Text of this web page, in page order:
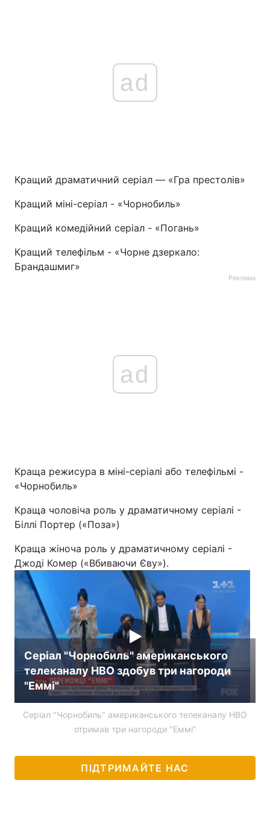
ad
Кращий драматичний серіал — «Гра престолів»
Кращий міні-серіал - «Чорнобиль»
Кращий комедійний серіал - «Погань»
Кращий телефільм - «Чорне дзеркало:
Брандашмиг»
Реклама
ad
Краща режисура в міні-серіалі або телефільмі -
«Чорнобиль»
Краща чоловіча роль у драматичному серіалі -
Біллі Портер («Поза»)
Краща жіноча роль у драматичному серіалі -
Джоді Комер («Вбиваючи Єву»).
Серіал "Чорнобиль" американського
телеканалу HBO здобув три нагороди
"Еммі"
Серіал "Чорнобиль" американського телеканалу HBO
отримав три нагороди "Еммі"
ПІДТРИМАЙТЕ НАС